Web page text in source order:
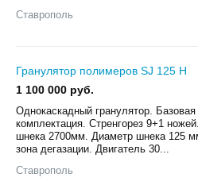
Ставрополь
Гранулятор полимеров SJ 125 Н
1 100 000 руб.
Однокаскадный гранулятор. Базовая
комплектация. Стренгорез 9+1
шнека 2700мм. Диаметр шнека 125
зона дегазации. Двигатель 30...
Ставрополь